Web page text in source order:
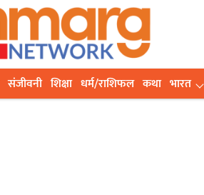
संजीवनी शिक्षा धर्म/राशिफल कथा भारत